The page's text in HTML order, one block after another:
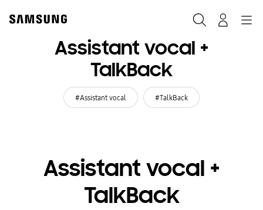
content
Assistant vocal +
TalkBack
#Assistant vocal #TalkBack
Assistant vocal +
TalkBack